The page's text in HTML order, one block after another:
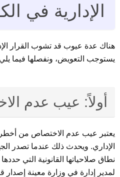
الإدارية في
هناك عدة عيوب قد تشوب القرار
يستوجب التعويض، ونفصلها فيما يلي
أولاً: عيب عدم
يعتبر عيب عدم الاختصاص من أخطر
الإداري. ويحدث ذلك عندما تصدر
نطاق صلاحياتها القانونية التي
لمدير إدارة في وزارة معينة إصدار